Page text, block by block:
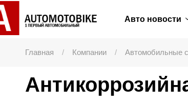
Авто новости
Главная Компании Автомобильные